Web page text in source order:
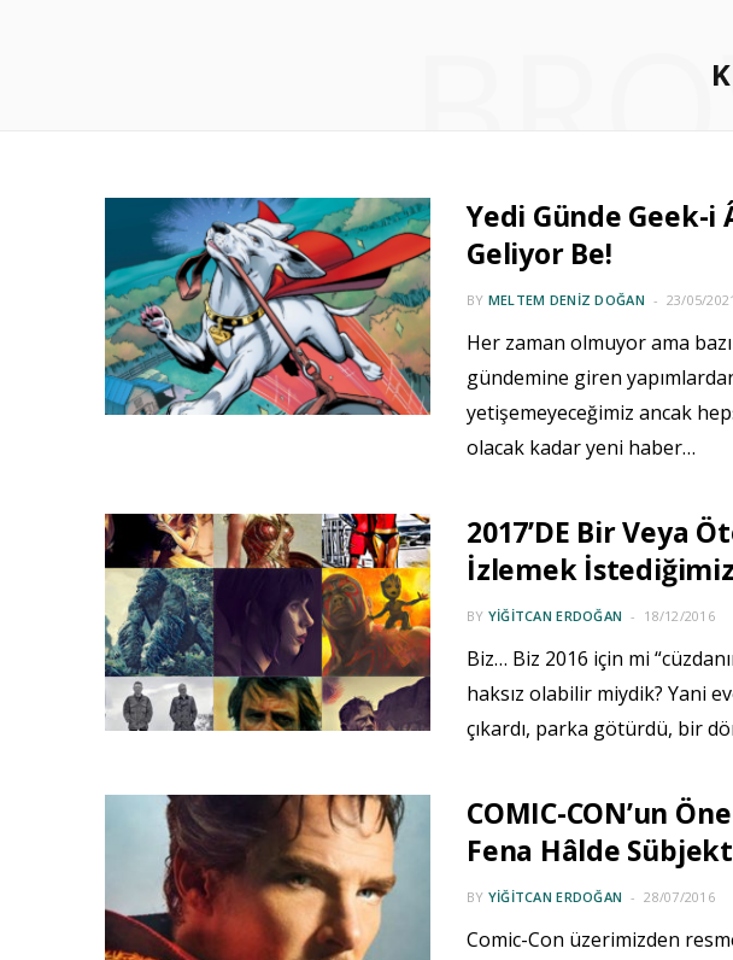
Yedi Günde Geek-i
Geliyor Be!
BY MELTEM DENIZ DOĞAN 23/05/2021
Her zaman olmuyor ama
gündemine giren
yetişemeyeceğimiz ancak
olacak kadar yeni haber…
2017’DE Bir Veya
İzlemek
BY YIĞITCAN ERDOĞAN 18/12/2016
Biz… Biz 2016 için mi
haksız olabilir miydik? Yani
çıkardı, parka götürdü, bir
COMIC-CON’un
Fena Hâlde
BY YIĞITCAN ERDOĞAN 28/07/2016
Comic-Con üzerimizden